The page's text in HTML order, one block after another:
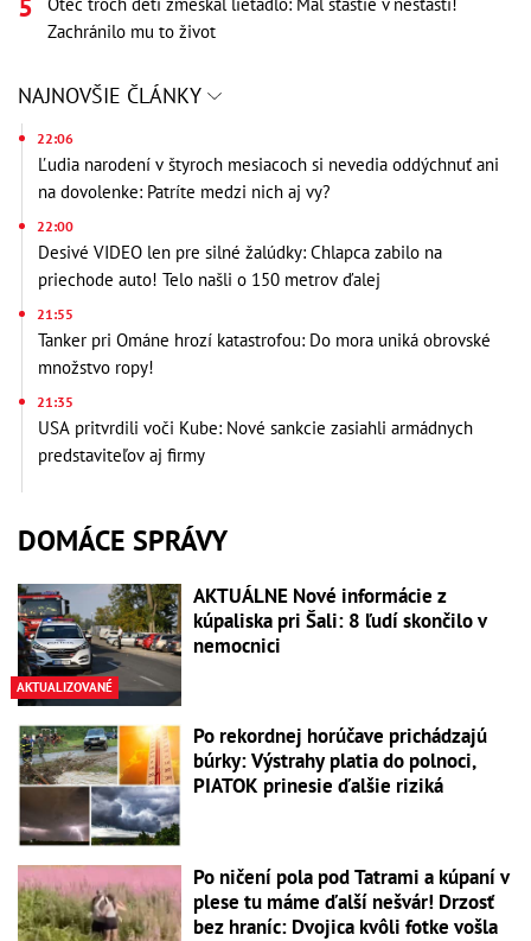
Zachránilo mu to život
NAJNOVŠIE ČLÁNKY
22:06
Ľudia narodení v štyroch mesiacoch si nevedia oddýchnuť ani
na dovolenke: Patríte medzi nich aj vy?
22:00
Desivé VIDEO len pre silné žalúdky: Chlapca zabilo na
priechode auto! Telo našli o 150 metrov ďalej
21:55
Tanker pri Ománe hrozí katastrofou: Do mora uniká obrovské
množstvo ropy!
21:35
USA pritvrdili voči Kube: Nové sankcie zasiahli armádnych
predstaviteľov aj firmy
DOMÁCE SPRÁVY
AKTUALIZOVANÉ
AKTUÁLNE Nové informácie z
kúpaliska pri Šali: 8 ľudí skončilo v
nemocnici
Po rekordnej horúčave prichádzajú
búrky: Výstrahy platia do polnoci,
PIATOK prinesie ďalšie riziká
Po ničení pola pod Tatrami a kúpaní v
plese tu máme ďalší nešvár! Drzosť
bez hraníc: Dvojica kvôli fotke vošla